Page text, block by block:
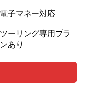
電子マネー対応
ツーリング専用プラ
ンあり